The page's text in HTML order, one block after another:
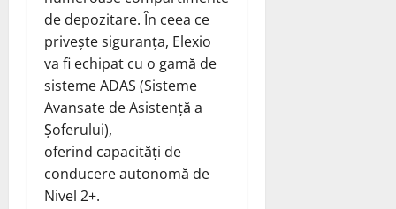
de depozitare. În ceea ce
privește siguranța, Elexio
va fi echipat cu o gamă de
sisteme ADAS (Sisteme
Avansate de Asistență a
Șoferului),
oferind capacități de
conducere autonomă de
Nivel 2+.